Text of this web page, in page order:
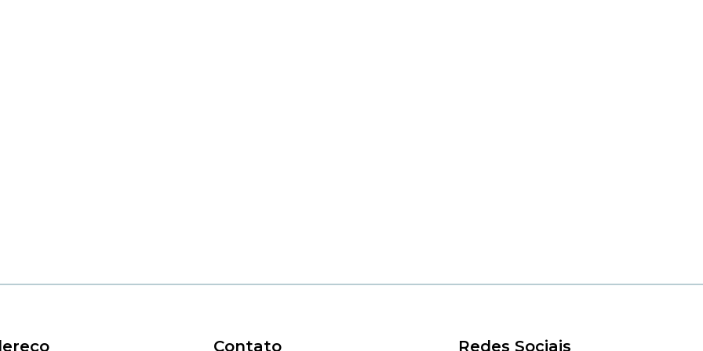
Contato Redes Sociais